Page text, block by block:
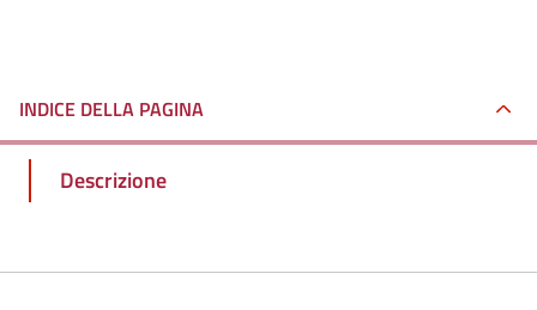
INDICE DELLA PAGINA
Descrizione